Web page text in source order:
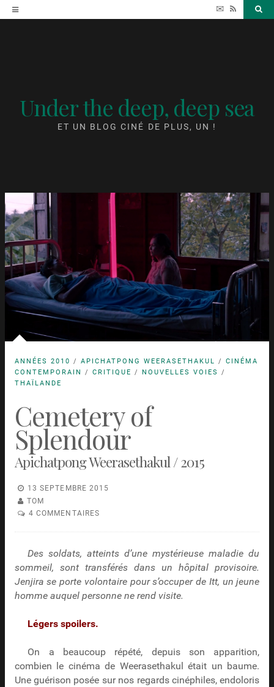
Accéder
au
✉ RSS
Under the deep, deep sea
ET UN BLOG CINÉ DE PLUS, UN !
ANNÉES 2010 / APICHATPONG WEERASETHAKUL / CINÉMA
CONTEMPORAIN
/ CRITIQUE / NOUVELLES VOIES
/
THAÏLANDE
Cemetery of
Splendour
Apichatpong Weerasethakul / 2015
13 SEPTEMBRE 2015
TOM
4 COMMENTAIRES
Des soldats, atteints d’une mystérieuse maladie du
sommeil, sont transférés dans un hôpital provisoire.
Jenjira se porte volontaire pour s’occuper de Itt, un jeune
homme auquel personne ne rend visite.
Légers spoilers.
On a beaucoup répété, depuis son apparition,
combien le cinéma de Weerasethakul était un baume.
Une guérison posée sur nos regards cinéphiles, endoloris